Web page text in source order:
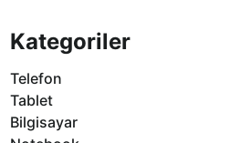
Kategoriler
Telefon
Tablet
Bilgisayar